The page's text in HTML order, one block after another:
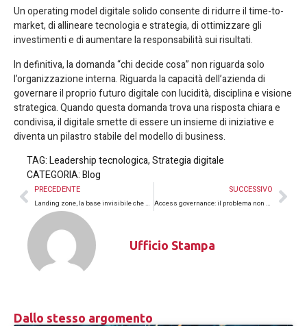
Un operating model digitale solido consente di ridurre il time-to-
market, di allineare tecnologia e strategia, di ottimizzare gli
investimenti e di aumentare la responsabilità sui risultati.
In definitiva, la domanda “chi decide cosa” non riguarda solo
l’organizzazione interna. Riguarda la capacità dell’azienda di
governare il proprio futuro digitale con lucidità, disciplina e visione
strategica. Quando questa domanda trova una risposta chiara e
condivisa, il digitale smette di essere un insieme di iniziative e
diventa un pilastro stabile del modello di business.
TAG:Leadership tecnologica,Strategia digitale
CATEGORIA:Blog
PRECEDENTE
Landing zone, la base invisibile che determina il successo del cloud
SUCCESSIVO
Access governance: il problema non è l’attacco, è l’eccesso di privilegi
Ufficio Stampa
Dallo stesso argomento